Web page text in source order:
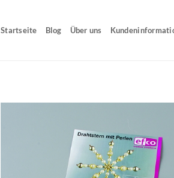
Startseite Blog Über uns